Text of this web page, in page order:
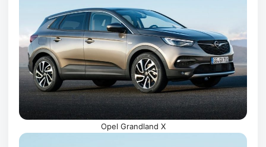
Opel Grandland X